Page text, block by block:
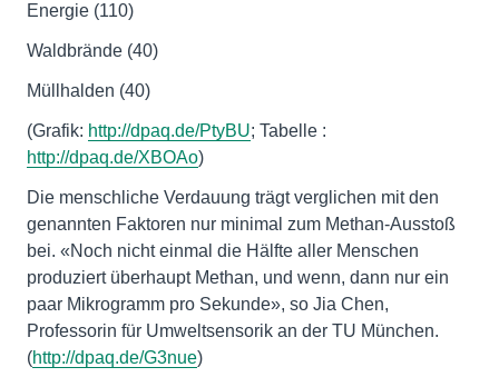
Energie (110)
Waldbrände (40)
Müllhalden (40)
(Grafik: http://dpaq.de/PtyBU; Tabelle :
http://dpaq.de/XBOAo)
Die menschliche Verdauung trägt verglichen mit den
genannten Faktoren nur minimal zum Methan-Ausstoß
bei. «Noch nicht einmal die Hälfte aller Menschen
produziert überhaupt Methan, und wenn, dann nur ein
paar Mikrogramm pro Sekunde», so Jia Chen,
Professorin für Umweltsensorik an der TU München.
(http://dpaq.de/G3nue)